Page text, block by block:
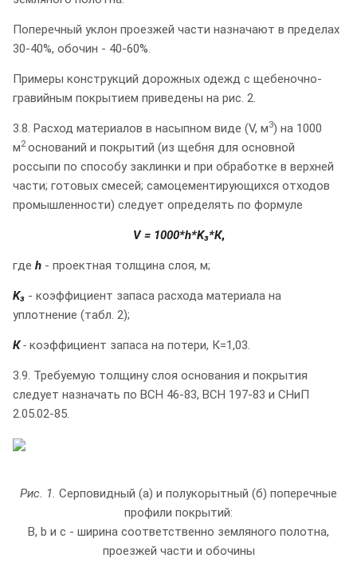
Поперечный уклон проезжей части назначают в пределах
30-40%, обочин - 40-60%.
Примеры конструкций дорожных одежд с щебеночно-
гравийным покрытием приведены на рис. 2.
3.8. Расход материалов в насыпном виде (V, м3) на 1000
м2оснований и покрытий (из щебня для основной
россыпи по способу заклинки и при обработке в верхней
части; готовых смесей; самоцементирующихся отходов
промышленности) следует определять по формуле
V = 1000*h*Kз*К,
где h - проектная толщина слоя, м;
Kз - коэффициент запаса расхода материала на
уплотнение (табл. 2);
К- коэффициент запаса на потери, К=1,03.
3.9. Требуемую толщину слоя основания и покрытия
следует назначать по ВСН 46-83, ВСН 197-83 и СНиП
2.05.02-85.
Рис. 1. Серповидный (а) и полукорытный (б) поперечные
профили покрытий:
В, b и с - ширина соответственно земляного полотна,
проезжей части и обочины